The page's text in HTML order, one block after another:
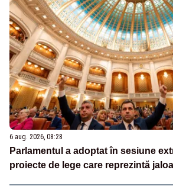
6 aug. 2026, 08:28
Parlamentul a adoptat în sesiune
proiecte de lege care reprezintă